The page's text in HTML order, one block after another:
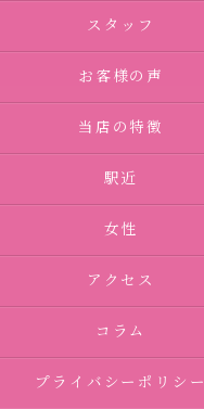
スタッフ
お客様の声
当店の特徴
駅近
女性
アクセス
コラム
プライバシーポリシー